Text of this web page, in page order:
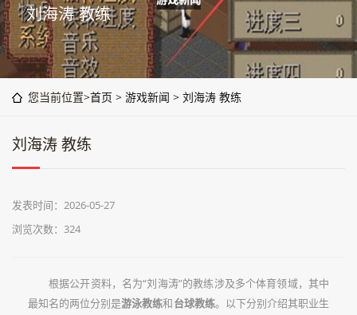
刘海涛 教练
您当前位置>首页 > 游戏新闻 > 刘海涛 教练
刘海涛 教练
发表时间：2026-05-27
浏览次数：324
根据公开资料，名为“刘海涛”的教练涉及多个体育领域，其中
最知名的两位分别是游泳教练和台球教练。以下分别介绍其职业生